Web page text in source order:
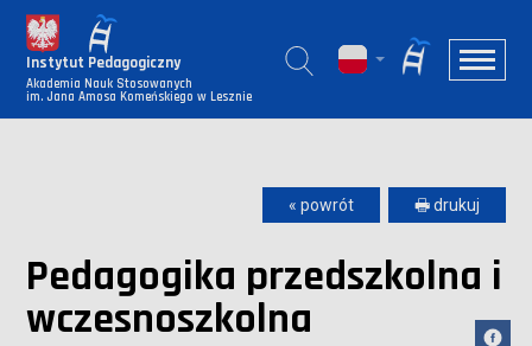
Instytut Pedagogiczny
Akademia Nauk Stosowanych
im. Jana Amosa Komeńskiego w Lesznie
« powrót 🖶 drukuj
Pedagogika przedszkolna i
wczesnoszkolna